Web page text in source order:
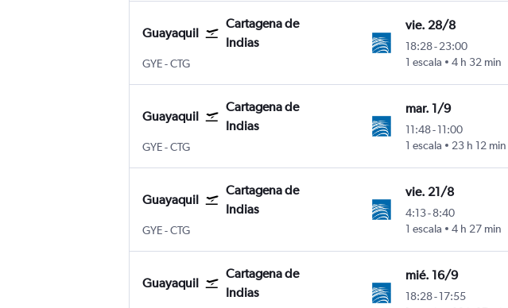
Guayaquil
Cartagena de
Indias
GYEGuayaquil Internacional José Joaquín de Olmedo
-CTG Cartagena de Indias Internacional Rafael Núñez
vie. 28/8
18:28-23:00
1 escala
4 h 32 min
Guayaquil
Cartagena de
Indias
GYEGuayaquil Internacional José Joaquín de Olmedo
-CTG Cartagena de Indias Internacional Rafael Núñez
mar. 1/9
11:48-11:00
1 escala
23 h 12 min
Guayaquil
Cartagena de
Indias
GYEGuayaquil Internacional José Joaquín de Olmedo
-CTG Cartagena de Indias Internacional Rafael Núñez
vie. 21/8
4:13-8:40
1 escala
4 h 27 min
Guayaquil
Cartagena de
Indias
mié. 16/9
18:28-17:55